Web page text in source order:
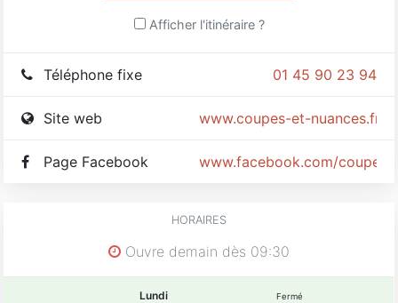
Afficher l'itinéraire ?
01 45 90 23 94
Téléphone fixe
www.coupes-et-nuances.fr
Site web
www.facebook.com/
Page Facebook
HORAIRES
Ouvre demain dès 09:30
Lundi Fermé